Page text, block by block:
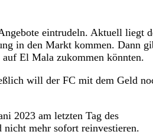
eintrudeln. Aktuell liegt
in den Markt kommen. Dann
El Mala zukommen könnten.
will der FC mit dem Geld
2023 am letzten Tag des
nicht mehr sofort reinvestieren.